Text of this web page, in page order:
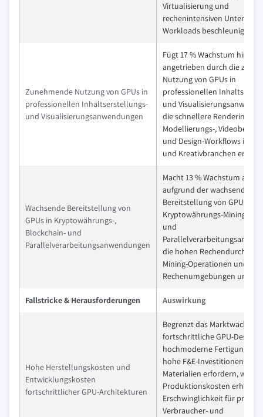
Virtualisierung und
rechenintensiven
Workloads beschleunigt.
Zunehmende Nutzung von GPUs in
professionellen Inhaltserstellungs-
und Visualisierungsanwendungen
Fügt 17 % Wachstum hinzu,
angetrieben durch die
Nutzung von GPUs in
professionellen
und
die schnellere Rendering-,
Modellierungs-,
und Design-Workflows in
und Kreativbranchen
Wachsende Bereitstellung von
GPUs in Kryptowährungs-,
Blockchain- und
Parallelverarbeitungsanwendungen
Macht 13 % Wachstum aus,
aufgrund der wachsenden
Bereitstellung von GPUs in
Kryptowährungs-Mining,
und
die hohen Rechendurchsatz
Mining-Operationen und
Rechenumgebungen
Fallstricke & Herausforderungen Auswirkung
Hohe Herstellungskosten und
Entwicklungskosten
fortschrittlicher GPU-Architekturen
Begrenzt das
fortschrittliche GPU-Designs
hochmoderne
hohe F&E-Investitionen und
Materialien erfordern, was
Produktionskosten erhöht
Erschwinglichkeit für
Verbraucher- und